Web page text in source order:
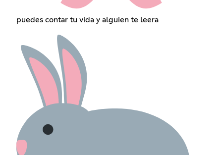
puedes contar tu vida y alguien te leera